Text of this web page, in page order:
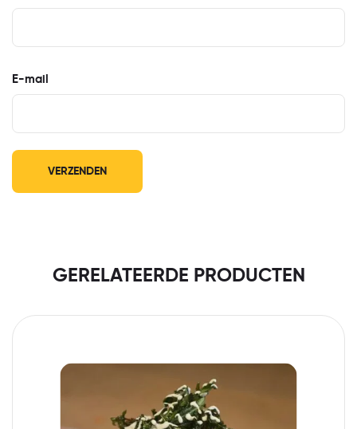
E-mail
GERELATEERDE PRODUCTEN